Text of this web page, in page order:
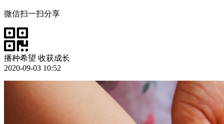
微信扫一扫分享
播种希望 收获成长
2020-09-03 10:52